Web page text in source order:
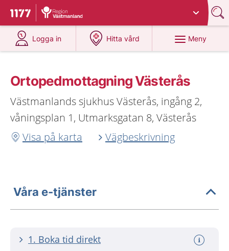
Till startsidan för 1177
Du har valt region
Logga in
på 1177.se
Hitta vård
på 1177.se
Meny
Ortopedmottagning Västerås
Västmanlands sjukhus Västerås, ingång 2,
våningsplan 1, Utmarksgatan 8, Västerås
Visa på karta
Vägbeskrivning
Våra e-tjänster
1. Boka tid direkt